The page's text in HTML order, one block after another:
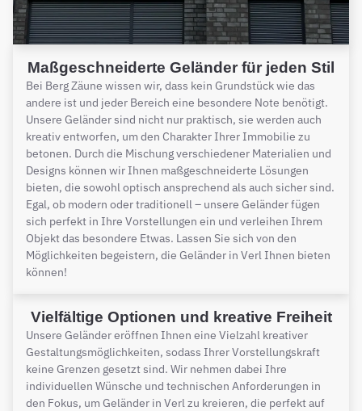
Maßgeschneiderte Geländer für jeden Stil
Bei Berg Zäune wissen wir, dass kein Grundstück wie das
andere ist und jeder Bereich eine besondere Note benötigt.
Unsere Geländer sind nicht nur praktisch, sie werden auch
kreativ entworfen, um den Charakter Ihrer Immobilie zu
betonen. Durch die Mischung verschiedener Materialien und
Designs können wir Ihnen maßgeschneiderte Lösungen
bieten, die sowohl optisch ansprechend als auch sicher sind.
Egal, ob modern oder traditionell – unsere Geländer fügen
sich perfekt in Ihre Vorstellungen ein und verleihen Ihrem
Objekt das besondere Etwas. Lassen Sie sich von den
Möglichkeiten begeistern, die Geländer in Verl Ihnen bieten
können!
Vielfältige Optionen und kreative Freiheit
Unsere Geländer eröffnen Ihnen eine Vielzahl kreativer
Gestaltungsmöglichkeiten, sodass Ihrer Vorstellungskraft
keine Grenzen gesetzt sind. Wir nehmen dabei Ihre
individuellen Wünsche und technischen Anforderungen in
den Fokus, um Geländer in Verl zu kreieren, die perfekt auf